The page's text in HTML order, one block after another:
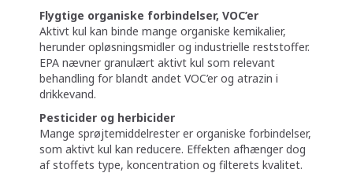
Flygtige organiske forbindelser, VOC’er
Aktivt kul kan binde mange organiske kemikalier,
herunder opløsningsmidler og industrielle reststoffer.
EPA nævner granulært aktivt kul som relevant
behandling for blandt andet VOC’er og atrazin i
drikkevand.
Pesticider og herbicider
Mange sprøjtemiddelrester er organiske forbindelser,
som aktivt kul kan reducere. Effekten afhænger dog
af stoffets type, koncentration og filterets kvalitet.